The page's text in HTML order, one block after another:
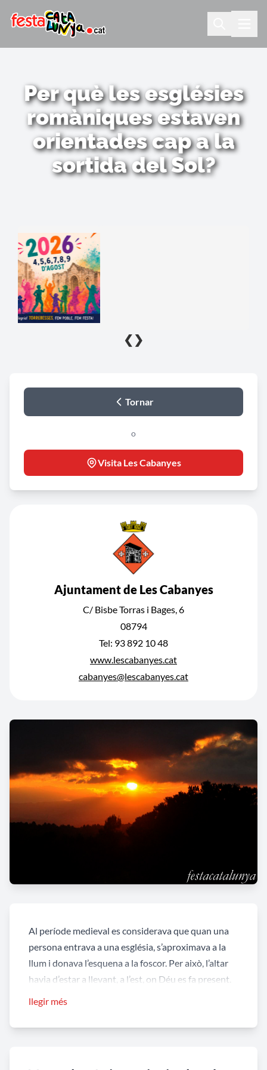
Per què les esglésies
romàniques estaven
orientades cap a la
sortida del Sol?
❮ ❯
Tornar
o
Visita Les Cabanyes
Ajuntament de Les Cabanyes
C/ Bisbe Torras i Bages, 6
08794
Tel: 93 892 10 48
www.lescabanyes.cat
cabanyes@lescabanyes.cat
Al període medieval es considerava que quan una
persona entrava a una església, s’aproximava a la
llum i donava l’esquena a la foscor. Per això, l’altar
havia d’estar a llevant, a l’est, on Déu es fa present.
Segons aquesta creença la vida i la riquesa vénen
llegir més